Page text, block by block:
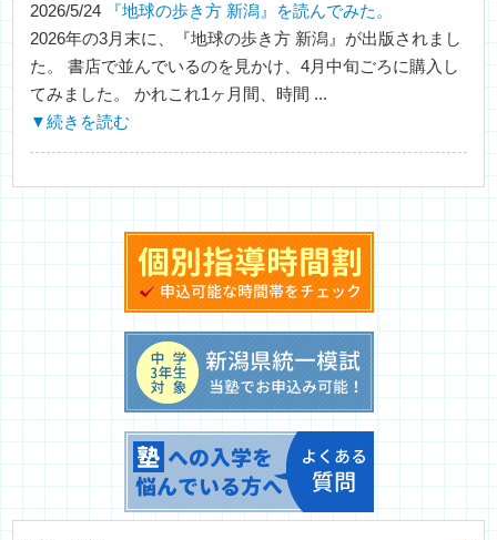
2026/5/24
『地球の歩き方 新潟』を読んでみた。
2026年の3月末に、『地球の歩き方 新潟』が出版されまし
た。 書店で並んでいるのを見かけ、4月中旬ごろに購入し
てみました。 かれこれ1ヶ月間、時間 ...
▼続きを読む